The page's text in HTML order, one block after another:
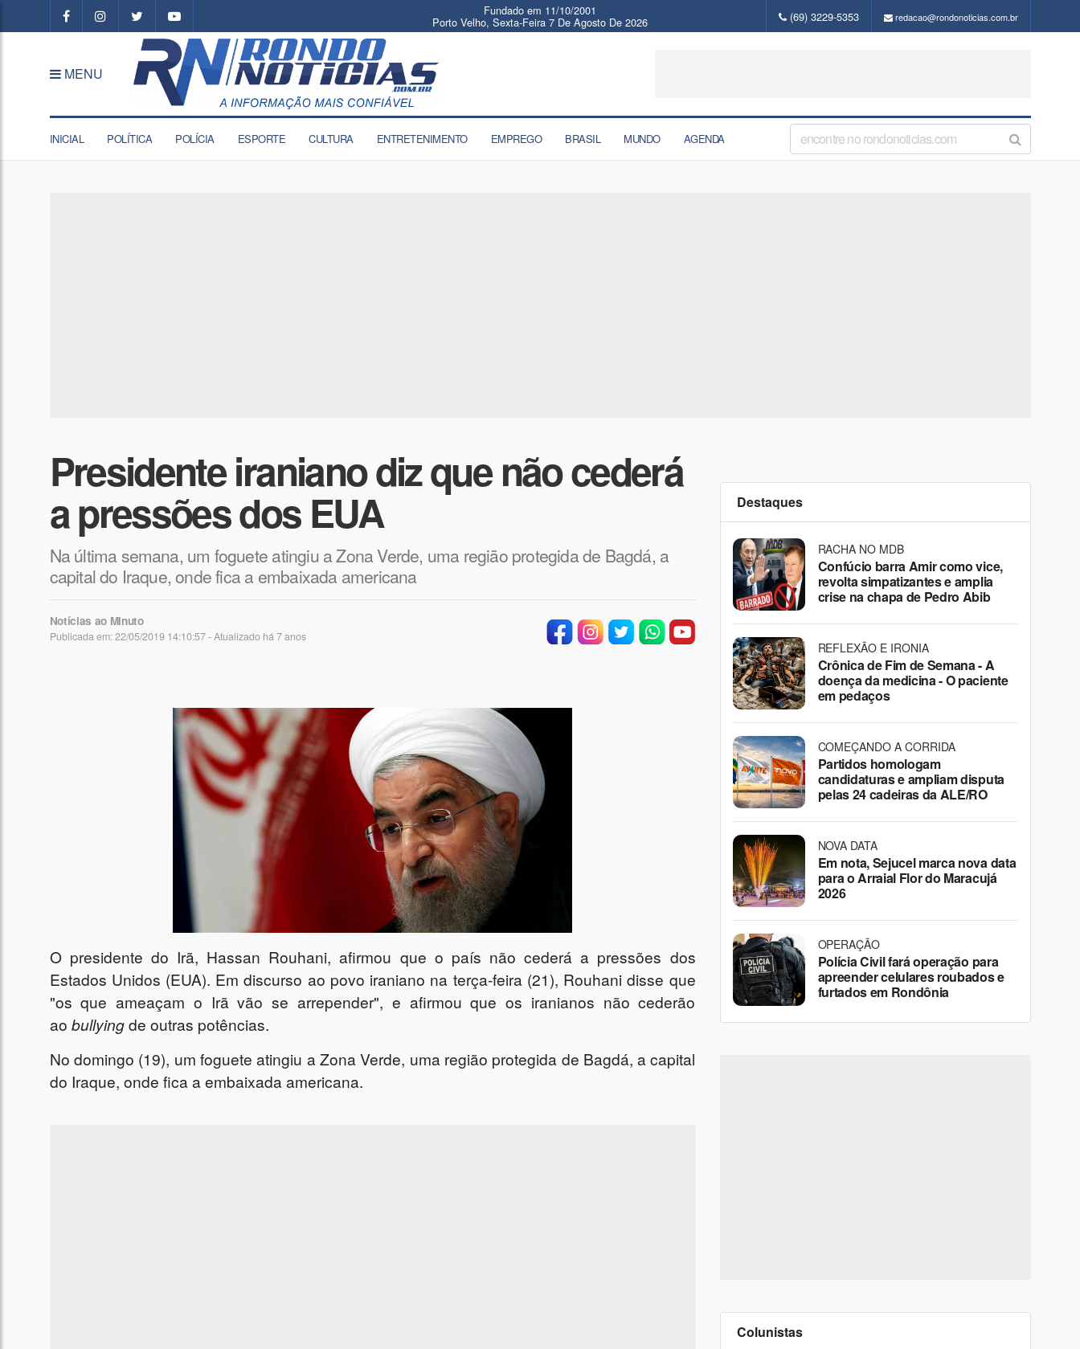
Fundado em 11/10/2001
Porto Velho, Sexta-Feira 7 De Agosto De 2026 (69) 3229-5353 redacao@rondonoticias.com.br
MENU
INICIAL POLÍTICA POLÍCIA ESPORTE CULTURA ENTRETENIMENTO EMPREGO BRASIL MUNDO AGENDA
Presidente iraniano diz que não cederá
a pressões dos EUA
Na última semana, um foguete atingiu a Zona Verde, uma região protegida de Bagdá, a
capital do Iraque, onde fica a embaixada americana
Notícias ao Minuto
Publicada em: 22/05/2019 14:10:57 - Atualizado há 7 anos
O presidente do Irã, Hassan Rouhani, afirmou que o país não cederá a pressões dos
Estados Unidos (EUA). Em discurso ao povo iraniano na terça-feira (21), Rouhani disse que
"os que ameaçam o Irã vão se arrepender", e afirmou que os iranianos não cederão
ao bullyingde outras potências.
No domingo (19), um foguete atingiu a Zona Verde, uma região protegida de Bagdá, a capital
do Iraque, onde fica a embaixada americana.
Destaques
RACHA NO MDB
Confúcio barra Amir como vice,
revolta simpatizantes e amplia
crise na chapa de Pedro Abib
REFLEXÃO E IRONIA
Crônica de Fim de Semana - A
doença da medicina - O paciente
em pedaços
COMEÇANDO A CORRIDA
Partidos homologam
candidaturas e ampliam disputa
pelas 24 cadeiras da ALE/RO
NOVA DATA
Em nota, Sejucel marca nova data
para o Arraial Flor do Maracujá
2026
OPERAÇÃO
Polícia Civil fará operação para
apreender celulares roubados e
furtados em Rondônia
Colunistas